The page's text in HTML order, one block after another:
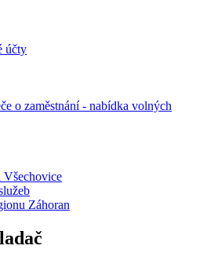
účty
o zaměstnání - nabídka volných
Všechovice
Záhoran